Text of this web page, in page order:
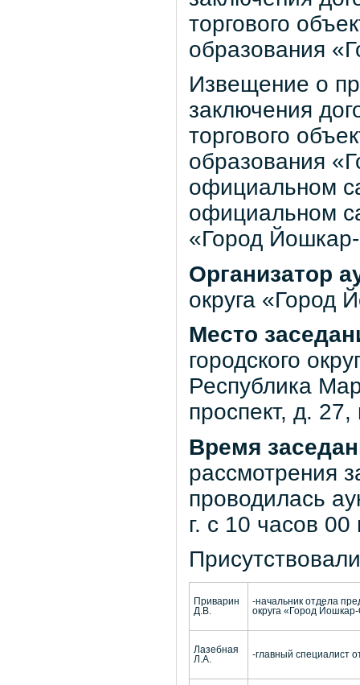
торгового
образования
Извещение о
заключения
торгового
образования
официальном
официальном
«Город
Организатор
округа «Город
Место
городского
Республика
проспект, д.
Время
рассмотрения
проводилась
г. с 10 часов
Приварин
Д.В.
-начальник отдела
округа «Город
Лазебная
Л.А.
-главный специалист